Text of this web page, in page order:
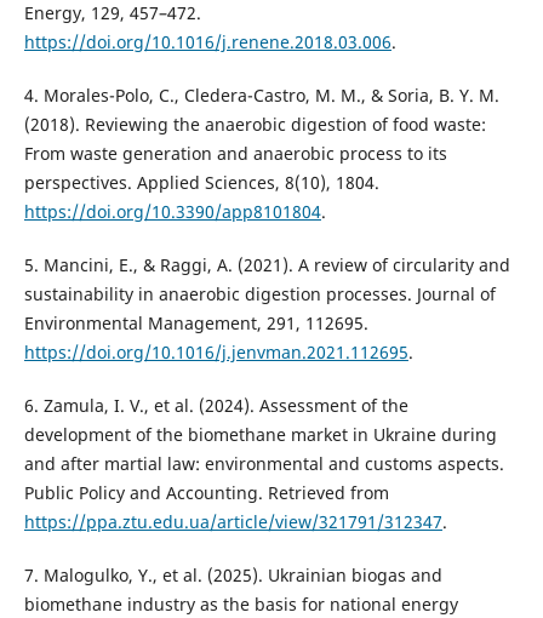
Energy, 129, 457–472.
https://doi.org/10.1016/j.renene.2018.03.006.
4. Morales-Polo, C., Cledera-Castro, M. M., & Soria, B. Y. M.
(2018). Reviewing the anaerobic digestion of food waste:
From waste generation and anaerobic process to its
perspectives. Applied Sciences, 8(10), 1804.
https://doi.org/10.3390/app8101804.
5. Mancini, E., & Raggi, A. (2021). A review of circularity and
sustainability in anaerobic digestion processes. Journal of
Environmental Management, 291, 112695.
https://doi.org/10.1016/j.jenvman.2021.112695.
6. Zamula, I. V., et al. (2024). Assessment of the
development of the biomethane market in Ukraine during
and after martial law: environmental and customs aspects.
Public Policy and Accounting. Retrieved from
https://ppa.ztu.edu.ua/article/view/321791/312347.
7. Malogulko, Y., et al. (2025). Ukrainian biogas and
biomethane industry as the basis for national energy